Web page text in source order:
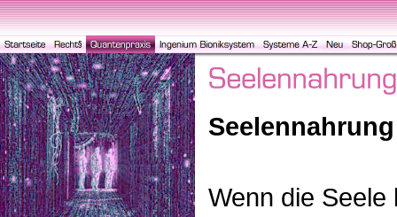
Seelennahrung
Wenn die